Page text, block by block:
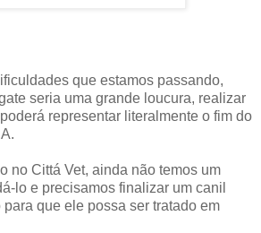
que estamos passando,
seria uma grande loucura, realizar
representar literalmente o fim do
no Cittá Vet, ainda não temos um
lo e precisamos finalizar um canil
que ele possa ser tratado em